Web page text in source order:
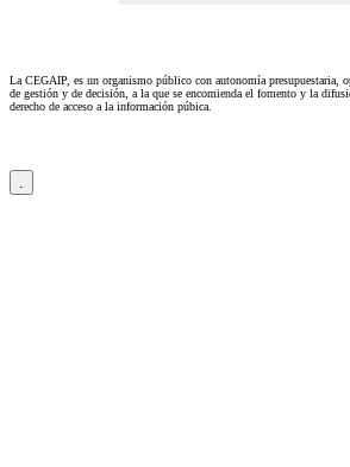
La CEGAIP, es un organismo público con autonomía presupuestaria,
de gestión y de decisión, a la que se encomienda el fomento y la
derecho de acceso a la información púbica.